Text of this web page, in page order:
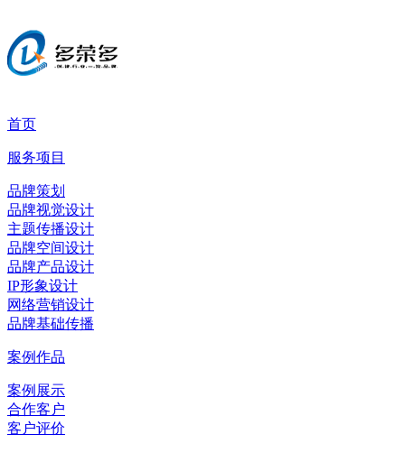
首页
服务项目
品牌策划
品牌视觉设计
主题传播设计
品牌空间设计
品牌产品设计
IP形象设计
网络营销设计
品牌基础传播
案例作品
案例展示
合作客户
客户评价